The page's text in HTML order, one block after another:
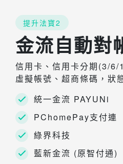
提升法寶2
金流自動對
信用卡、信用卡分期(3/6/
虛擬帳號、超商條碼，狀
統一金流 PAYUNi
PChomePay支付連
綠界科技
藍新金流 (原智付通)